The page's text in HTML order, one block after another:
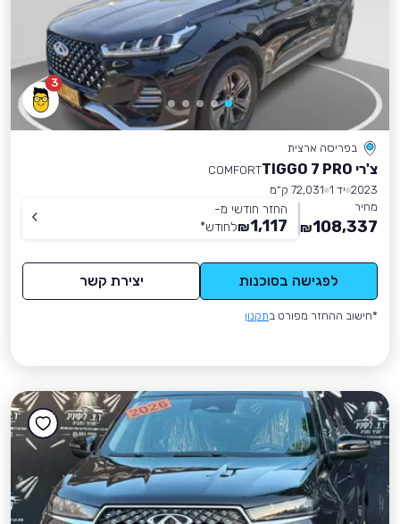
3
בפריסה ארצית
צ'רי TIGGO 7 PRO
COMFORT
2023 יד 1
72,031 ק״מ
מחיר
108,337
₪
החזר חודשי מ-
1,117
₪לחודש*
לפגישה בסוכנות יצירת קשר
*חישוב ההחזר מפורט בתקנון